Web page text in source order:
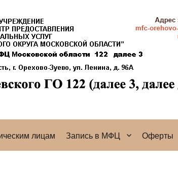
лицам Запись в МФЦ Оферты